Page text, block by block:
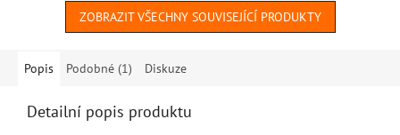
ZOBRAZIT VŠECHNY SOUVISEJÍCÍ PRODUKTY
Popis Podobné (1) Diskuze
Detailní popis produktu